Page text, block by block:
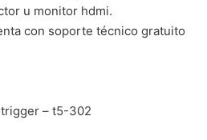
u monitor hdmi.
con soporte técnico gratuito
– t5-302